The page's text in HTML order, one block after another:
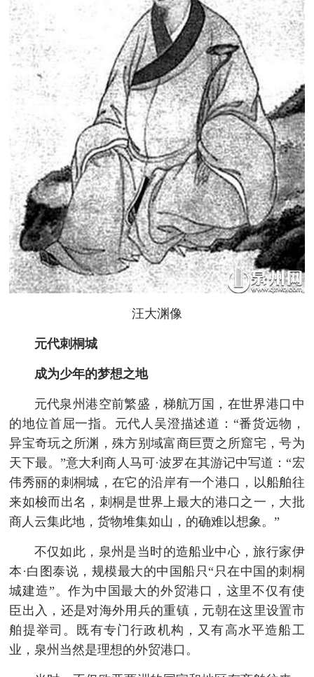
汪大渊像
元代刺桐城
成为少年的梦想之地
元代泉州港空前繁盛，梯航万国，在世界港口中
的地位首屈一指。元代人吴澄描述道：“番货远物，
异宝奇玩之所渊，殊方别域富商巨贾之所窟宅，号为
天下最。”意大利商人马可·波罗在其游记中写道：“宏
伟秀丽的刺桐城，在它的沿岸有一个港口，以船舶往
来如梭而出名，刺桐是世界上最大的港口之一，大批
商人云集此地，货物堆集如山，的确难以想象。”
不仅如此，泉州是当时的造船业中心，旅行家伊
本·白图泰说，规模最大的中国船只“只在中国的刺桐
城建造”。作为中国最大的外贸港口，这里不仅有使
臣出入，还是对海外用兵的重镇，元朝在这里设置市
舶提举司。既有专门行政机构，又有高水平造船工
业，泉州当然是理想的外贸港口。